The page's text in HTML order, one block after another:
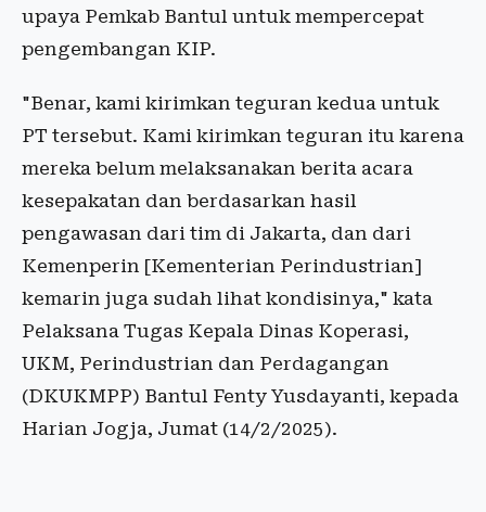
upaya Pemkab Bantul untuk mempercepat
pengembangan KIP.
"Benar, kami kirimkan teguran kedua untuk
PT tersebut. Kami kirimkan teguran itu karena
mereka belum melaksanakan berita acara
kesepakatan dan berdasarkan hasil
pengawasan dari tim di Jakarta, dan dari
Kemenperin [Kementerian Perindustrian]
kemarin juga sudah lihat kondisinya," kata
Pelaksana Tugas Kepala Dinas Koperasi,
UKM, Perindustrian dan Perdagangan
(DKUKMPP) Bantul Fenty Yusdayanti, kepada
Harian Jogja, Jumat (14/2/2025).